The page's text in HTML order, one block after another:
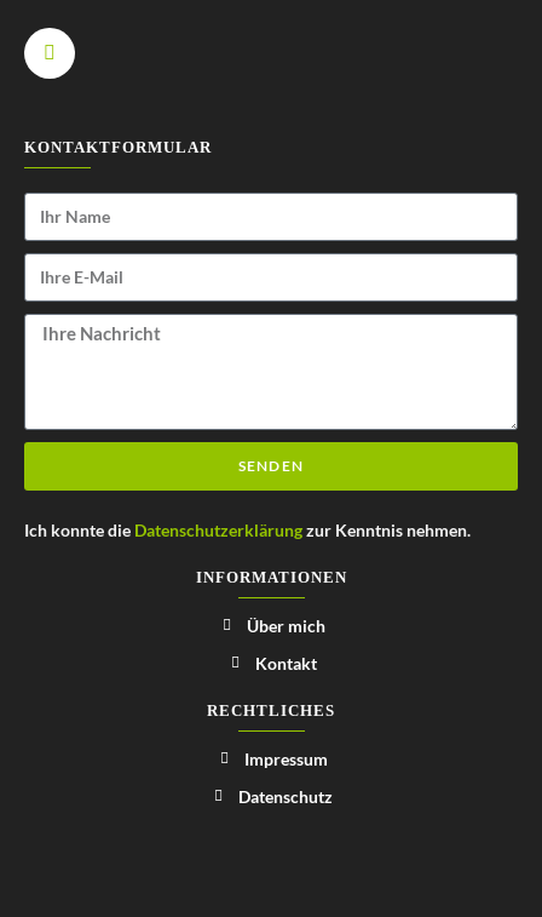
KONTAKTFORMULAR
SENDEN
lIch konnte die Datenschutzerklärungzur Kenntnis nehmen.
INFORMATIONEN
Über mich
Kontakt
RECHTLICHES
Impressum
Datenschutz